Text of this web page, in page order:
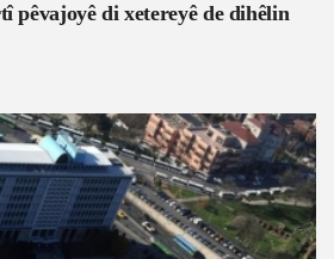
pêvajoyê di xetereyê de dihêlin